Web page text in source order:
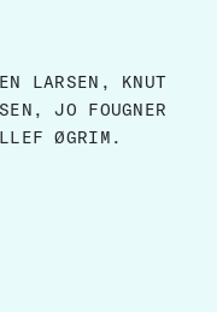
LARSEN, KNUT
JO FOUGNER
ØGRIM.